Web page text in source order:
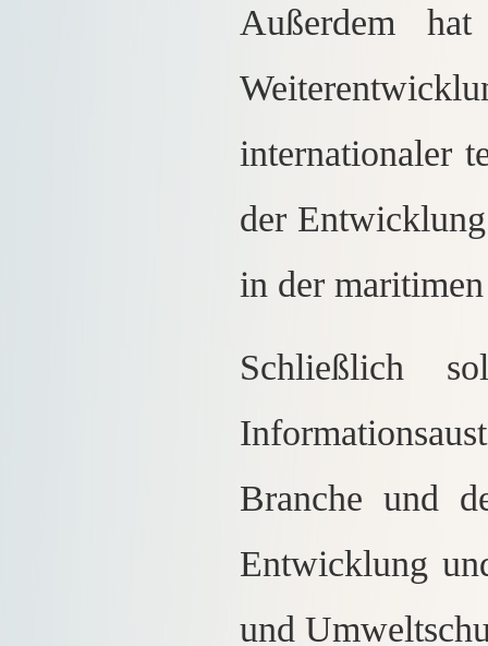
Außerdem
internationaler
der
in der
Schließlich
Branche und
Entwicklung
und